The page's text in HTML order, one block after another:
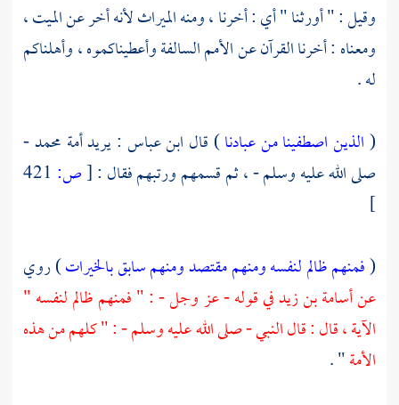
وقيل : " أورثنا " أي : أخرنا ، ومنه الميراث لأنه أخر عن الميت ،
ومعناه : أخرنا القرآن عن الأمم السالفة وأعطيناكموه ، وأهلناكم
له .
(الذين اصطفينا من عبادنا) قال ابن عباس : يريد أمة محمد-
صلى الله عليه وسلم - ، ثم قسمهم ورتبهم فقال :[ص: 421
]
(فمنهم ظالم لنفسه ومنهم مقتصد ومنهم سابق بالخيرات) روي
عنأسامة بن زيدفي قوله - عز وجل - : " فمنهم ظالم لنفسه "
الآية ، قال : قال النبي - صلى الله عليه وسلم - : " كلهم من هذه
الأمة" .